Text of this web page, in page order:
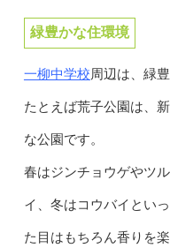
緑豊かな住環境
一柳中学校周辺は、緑
たとえば荒子公園は、
な公園です。
春はジンチョウゲやツ
イ、冬はコウバイとい
た目はもちろん香りを